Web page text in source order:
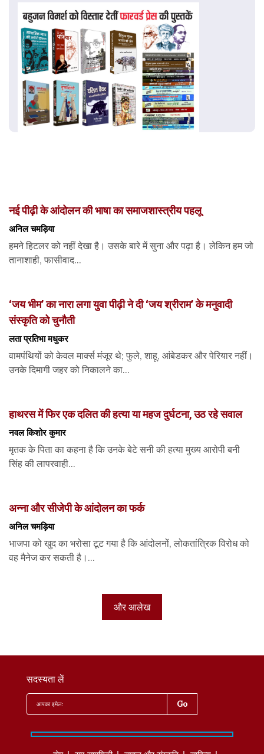
नई पीढ़ी के आंदोलन की भाषा का समाजशास्त्रीय पहलू
अनिल चमड़िया
हमने हिटलर को नहीं देखा है। उसके बारे में सुना और पढ़ा है। लेकिन हम जो
तानाशाही, फासीवाद...
‘जय भीम’ का नारा लगा युवा पीढ़ी ने दी ‘जय श्रीराम’ के मनुवादी
संस्कृति को चुनौती
लता प्रतिभा मधुकर
वामपंथियों को केवल मार्क्स मंजूर थे; फुले, शाहू, आंबेडकर और पेरियार नहीं।
उनके दिमागी जहर को निकालने का...
हाथरस में फिर एक दलित की हत्या या महज दुर्घटना, उठ रहे सवाल
नवल किशोर कुमार
मृतक के पिता का कहना है कि उनके बेटे सनी की हत्या मुख्य आरोपी बनी
सिंह की लापरवाही...
अन्ना और सीजेपी के आंदोलन का फर्क
अनिल चमड़िया
भाजपा को खुद का भरोसा टूट गया है कि आंदोलनों, लोकतांत्रिक विरोध को
वह मैनेज कर सकती है।...
और आलेख
सदस्यता लें